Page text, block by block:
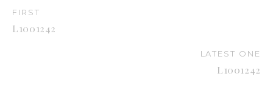
FIRST
L1001242
LATEST ONE
L1001242